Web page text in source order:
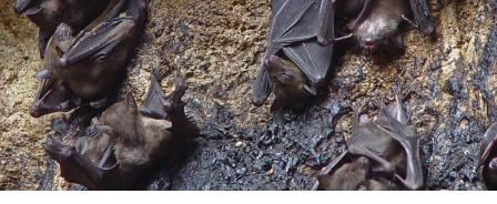
Харин “Шунхлай” ХХК 100,000 м³ буюу Монгол Улсад
хамгийн том хүчин чадалтайд тооцогдох газрын
тосны бүтээгдэхүүний агуулахыг
Сонгинохайрхандүүргийн 21 дүгээр хороонд барьж
Хэрэв шилжилт хөдөлгөөн хийх бол 2026 оны
08 дугаар сарын 07-ны өдрөөс өмнө
баталгаажуулсан байх.